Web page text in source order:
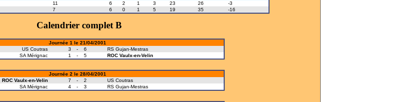
11 6 2 1 3 23 26
-3
7 6 0 1 5 19 35 -16
Calendrier complet B
Journée 1 le 21/04/2001
US Coutras
3 - 6
RS Gujan-Mestras
SA Mérignac
1 - 5 ROC Vaulx-en-Velin
Journée 2 le 28/04/2001
ROC Vaulx-en-Velin
7 - 2
US Coutras
SA Mérignac
4 - 3 RS Gujan-Mestras